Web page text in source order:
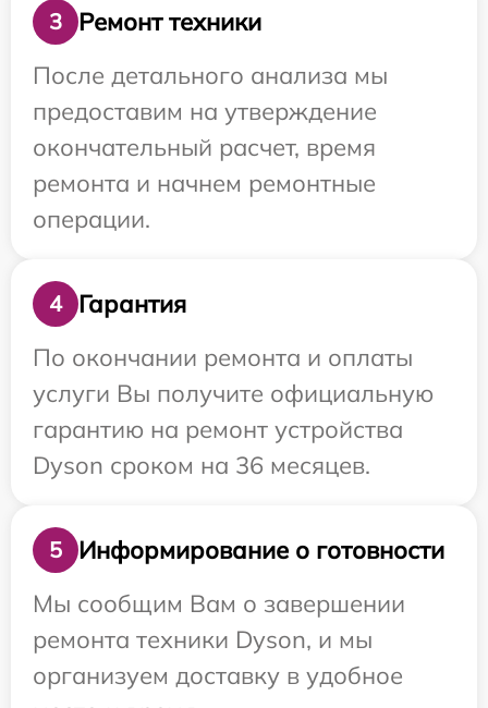
3
Ремонт техники
После детального анализа мы
предоставим на утверждение
окончательный расчет, время
ремонта и начнем ремонтные
операции.
4
Гарантия
По окончании ремонта и оплаты
услуги Вы получите официальную
гарантию на ремонт устройства
Dyson сроком на 36 месяцев.
5
Информирование о готовности
Мы сообщим Вам о завершении
ремонта техники Dyson, и мы
организуем доставку в удобное